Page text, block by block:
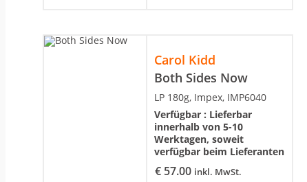
Carol Kidd
Both Sides Now
€ 57.00 inkl. MwSt.
LP 180g, Impex, IMP6040
Verfügbar : Lieferbar
innerhalb von 5-10
Werktagen, soweit
verfügbar beim Lieferanten